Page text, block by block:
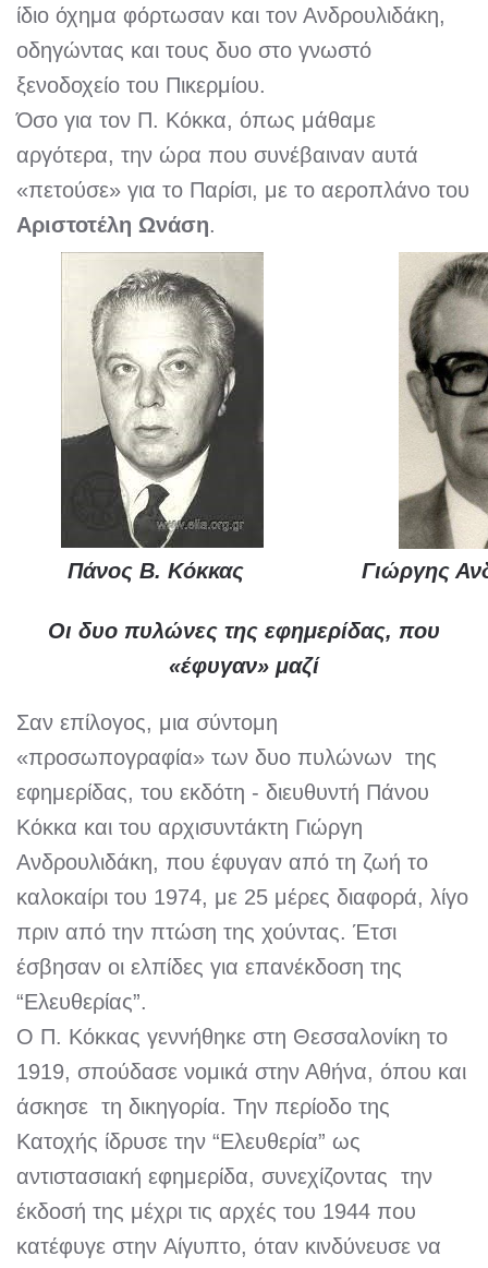
ίδιο όχημα φόρτωσαν και τον Ανδρουλιδάκη,
οδηγώντας και τους δυο στο γνωστό
ξενοδοχείο του Πικερμίου.
Όσο για τον Π. Κόκκα, όπως μάθαμε
αργότερα, την ώρα που συνέβαιναν αυτά
«πετούσε» για το Παρίσι, με το αεροπλάνο του
Αριστοτέλη Ωνάση.
Πάνος Β. Κόκκας Γιώργης
Οι δυο πυλώνες της εφημερίδας, που
«έφυγαν» μαζί
Σαν επίλογος, μια σύντομη
«προσωπογραφία» των δυο πυλώνων της
εφημερίδας, του εκδότη - διευθυντή Πάνου
Κόκκα και του αρχισυντάκτη Γιώργη
Ανδρουλιδάκη, που έφυγαν από τη ζωή το
καλοκαίρι του 1974, με 25 μέρες διαφορά, λίγο
πριν από την πτώση της χούντας. Έτσι
έσβησαν οι ελπίδες για επανέκδοση της
“Ελευθερίας”.
Ο Π. Κόκκας γεννήθηκε στη Θεσσαλονίκη το
1919, σπούδασε νομικά στην Αθήνα, όπου και
άσκησε τη δικηγορία. Την περίοδο της
Κατοχής ίδρυσε την “Ελευθερία” ως
αντιστασιακή εφημερίδα, συνεχίζοντας την
έκδοσή της μέχρι τις αρχές του 1944 που
κατέφυγε στην Αίγυπτο, όταν κινδύνευσε να